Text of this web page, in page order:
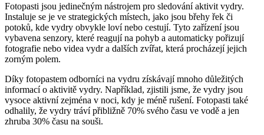
Fotopasti jsou jedinečným nástrojem pro sledování aktivit vydry.
Instaluje se je ve strategických místech, jako jsou břehy řek či
potoků, kde vydry obvykle loví nebo cestují. Tyto zařízení jsou
vybavena senzory, které reagují na pohyb a automaticky pořizují
fotografie nebo videa vydr a dalších zvířat, která procházejí jejich
zorným polem.
Díky fotopastem odborníci na vydru získávají mnoho důležitých
informací o aktivitě vydry. Například, zjistili jsme, že vydry jsou
vysoce aktivní zejména v noci, kdy je méně rušení. Fotopasti také
odhalily, že vydry tráví přibližně 70% svého času ve vodě a jen
zhruba 30% času na souši.